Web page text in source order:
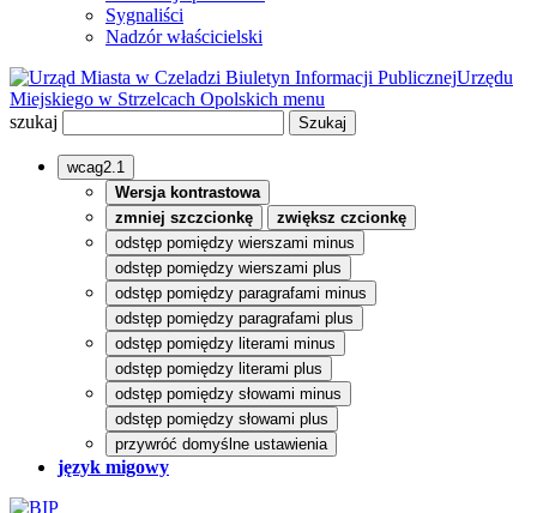
Sygnaliści
Nadzór właścicielski
Biuletyn Informacji PublicznejUrzędu
Miejskiego w Strzelcach Opolskich menu
szukaj
wcag2.1
Wersja kontrastowa
zmniej szczcionkę
zwiększ czcionkę
odstęp pomiędzy wierszami minus
odstęp pomiędzy wierszami plus
odstęp pomiędzy paragrafami minus
odstęp pomiędzy paragrafami plus
odstęp pomiędzy literami minus
odstęp pomiędzy literami plus
odstęp pomiędzy słowami minus
odstęp pomiędzy słowami plus
przywróć domyślne ustawienia
język migowy